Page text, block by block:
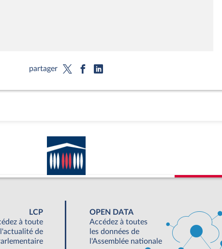
partager
LCP
à toute
l'actualité de
OPEN DATA
Accédez à toutes
les données de
l'Assemblée nationale